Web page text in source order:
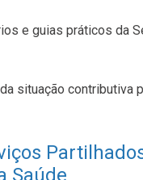
e guias práticos da
situação contributiva
Saúde